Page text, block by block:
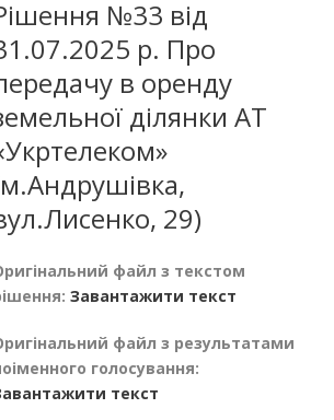
№33 від
р. Про
в оренду
ділянки АТ
29)
файл з текстом
Завантажити текст
файл з результатами
голосування:
текст